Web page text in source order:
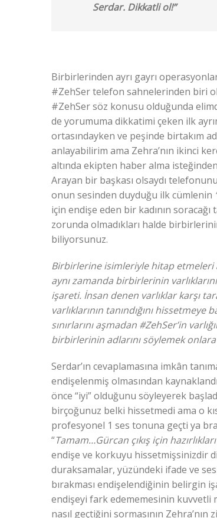
Serdar. Dikkatli ol!”
Birbirlerinden ayrı gayrı
#ZehSer telefon sahnelerinden biri
#ZehSer söz konusu olduğunda
de yorumuma dikkatimi çeken ilk
ortasındayken ve peşinde birtakım
anlayabilirim ama Zehra’nın ikinci
altında ekipten haber alma
Arayan bir başkası olsaydı
onun sesinden duyduğu ilk cümlenin
için endişe eden bir kadının
zorunda olmadıkları halde
biliyorsunuz.
Birbirlerine isimleriyle hitap
aynı zamanda birbirlerinin
işareti. İnsan denen varlıklar karşı
varlıklarının tanındığını
sınırlarını aşmadan #ZehSer’in
birbirlerinin adlarını söylemek
Serdar’ın cevaplamasına imkân
endişelenmiş olmasından
önce “iyi” olduğunu söyleyerek
birçoğunuz belki hissetmedi ama o
profesyonel 1 ses tonuna geçti ya
“Tamam…Gürcan çıkış için
endişe ve korkuyu hissetmişsinizdir
duraksamalar, yüzündeki ifade ve
bırakması endişelendiğinin belirgin
endişeyi fark edememesinin kuvvetli
nasıl geçtiğini sormasının